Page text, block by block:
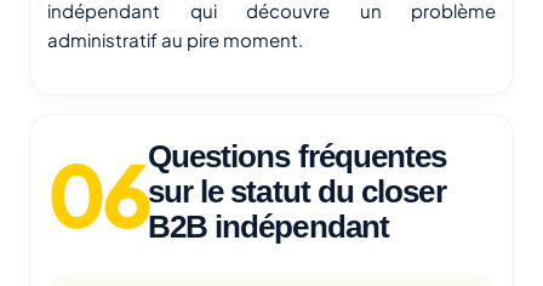
indépendant qui découvre un problème
administratif au pire moment.
Questions fréquentes
sur le statut du closer
B2B indépendant